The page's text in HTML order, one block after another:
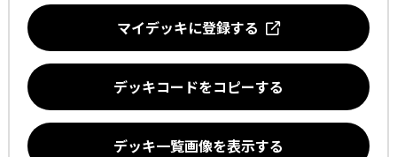
マイデッキに登録する
デッキコードをコピーする
デッキ一覧画像を表示する